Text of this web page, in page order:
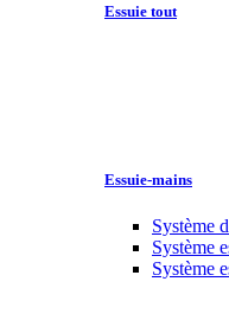
Essuie tout
Essuie-mains
Système
Système
Système